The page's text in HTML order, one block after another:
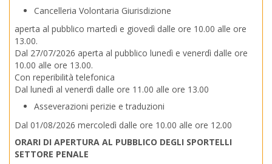
Cancelleria Volontaria Giurisdizione
aperta al pubblico martedì e giovedì dalle ore 10.00 alle ore
13.00.
Dal 27/07/2026 aperta al pubblico lunedì e venerdì dalle ore
10.00 alle ore 13.00.
Con reperibilità telefonica
Dal lunedì al venerdì dalle ore 11.00 alle ore 13.00
Asseverazioni perizie e traduzioni
Dal 01/08/2026 mercoledì dalle ore 10.00 alle ore 12.00
ORARI DI APERTURA AL PUBBLICO DEGLI SPORTELLI
SETTORE PENALE